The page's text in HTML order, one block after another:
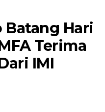
Hari
Terima
IMI